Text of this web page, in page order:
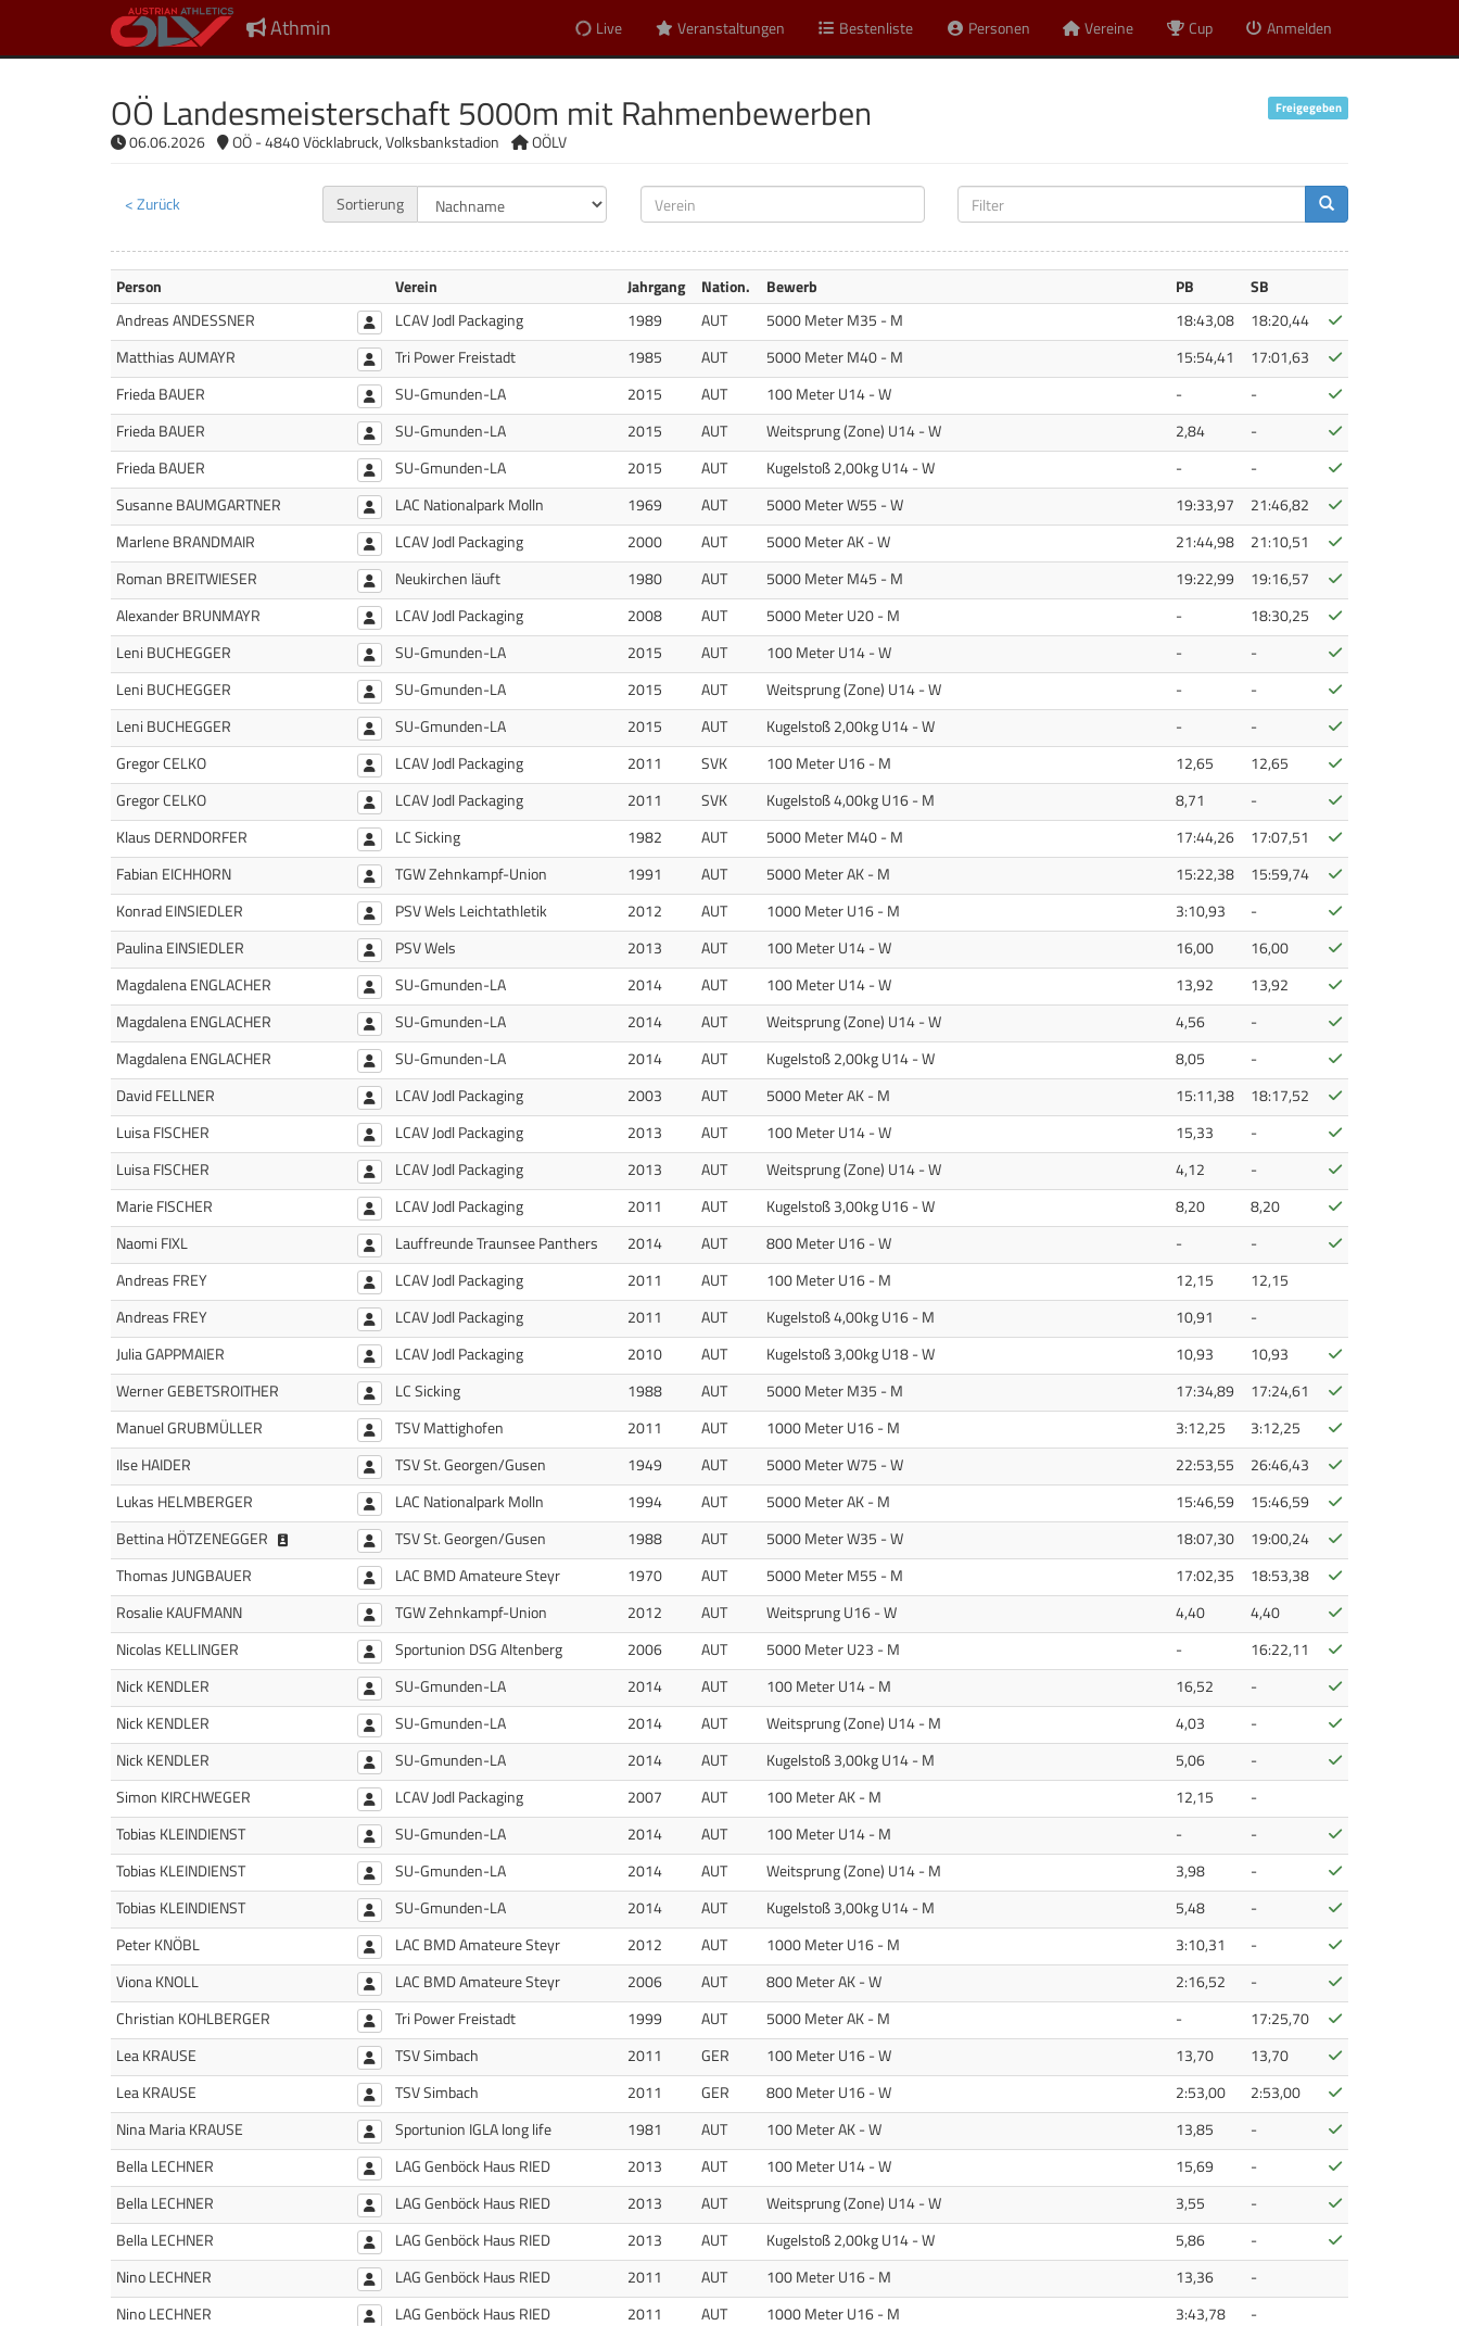
Athmin Live Veranstaltungen Bestenliste Personen Vereine Cup Anmelden
OÖ Landesmeisterschaft 5000m mit Rahmenbewerben Freigegeben
06.06.2026 OÖ - 4840 Vöcklabruck, Volksbankstadion OÖLV
< Zurück Sortierung
Person Verein Jahrgang Nation. Bewerb PB
SB
Andreas ANDESSNER
LCAV Jodl Packaging 1989 AUT 5000 Meter M35 - M 18:43,08 18:20,44
Bestätigt
Matthias AUMAYR
Tri Power Freistadt 1985 AUT 5000 Meter M40 - M 15:54,41 17:01,63
Bestätigt
Frieda BAUER
SU-Gmunden-LA 2015 AUT 100 Meter U14 - W - -
Bestätigt
Frieda BAUER
SU-Gmunden-LA 2015 AUT Weitsprung (Zone) U14 - W 2,84 -
Bestätigt
Frieda BAUER
SU-Gmunden-LA 2015 AUT Kugelstoß 2,00kg U14 - W - -
Bestätigt
Susanne BAUMGARTNER
LAC Nationalpark Molln 1969 AUT 5000 Meter W55 - W 19:33,97 21:46,82
Bestätigt
Marlene BRANDMAIR
LCAV Jodl Packaging 2000 AUT 5000 Meter AK - W 21:44,98 21:10,51
Bestätigt
Roman BREITWIESER
Neukirchen läuft 1980 AUT 5000 Meter M45 - M 19:22,99 19:16,57
Bestätigt
Alexander BRUNMAYR
LCAV Jodl Packaging 2008 AUT 5000 Meter U20 - M - 18:30,25
Bestätigt
Leni BUCHEGGER
SU-Gmunden-LA 2015 AUT 100 Meter U14 - W - -
Bestätigt
Leni BUCHEGGER
SU-Gmunden-LA 2015 AUT Weitsprung (Zone) U14 - W - -
Bestätigt
Leni BUCHEGGER
SU-Gmunden-LA 2015 AUT Kugelstoß 2,00kg U14 - W - -
Bestätigt
Gregor CELKO
LCAV Jodl Packaging 2011 SVK 100 Meter U16 - M 12,65 12,65
Bestätigt
Gregor CELKO
LCAV Jodl Packaging 2011 SVK Kugelstoß 4,00kg U16 - M 8,71 -
Bestätigt
Klaus DERNDORFER
LC Sicking 1982 AUT 5000 Meter M40 - M 17:44,26 17:07,51
Bestätigt
Fabian EICHHORN
TGW Zehnkampf-Union 1991 AUT 5000 Meter AK - M 15:22,38 15:59,74
Bestätigt
Konrad EINSIEDLER
PSV Wels Leichtathletik 2012 AUT 1000 Meter U16 - M 3:10,93 -
Bestätigt
Paulina EINSIEDLER
PSV Wels 2013 AUT 100 Meter U14 - W 16,00 16,00
Bestätigt
Magdalena ENGLACHER
SU-Gmunden-LA 2014 AUT 100 Meter U14 - W 13,92 13,92
Bestätigt
Magdalena ENGLACHER
SU-Gmunden-LA 2014 AUT Weitsprung (Zone) U14 - W 4,56 -
Bestätigt
Magdalena ENGLACHER
SU-Gmunden-LA 2014 AUT Kugelstoß 2,00kg U14 - W 8,05 -
Bestätigt
David FELLNER
LCAV Jodl Packaging 2003 AUT 5000 Meter AK - M 15:11,38 18:17,52
Bestätigt
Luisa FISCHER
LCAV Jodl Packaging 2013 AUT 100 Meter U14 - W 15,33 -
Bestätigt
Luisa FISCHER
LCAV Jodl Packaging 2013 AUT Weitsprung (Zone) U14 - W 4,12 -
Bestätigt
Marie FISCHER
LCAV Jodl Packaging 2011 AUT Kugelstoß 3,00kg U16 - W 8,20 8,20
Bestätigt
Naomi FIXL
Lauffreunde Traunsee Panthers 2014 AUT 800 Meter U16 - W - -
Bestätigt
Andreas FREY
LCAV Jodl Packaging 2011 AUT 100 Meter U16 - M 12,15
12,15
Andreas FREY
LCAV Jodl Packaging 2011 AUT Kugelstoß 4,00kg U16 - M 10,91
-
Julia GAPPMAIER
LCAV Jodl Packaging 2010 AUT Kugelstoß 3,00kg U18 - W 10,93 10,93
Bestätigt
Werner GEBETSROITHER
LC Sicking 1988 AUT 5000 Meter M35 - M 17:34,89 17:24,61
Bestätigt
Manuel GRUBMÜLLER
TSV Mattighofen 2011 AUT 1000 Meter U16 - M 3:12,25 3:12,25
Bestätigt
Ilse HAIDER
TSV St. Georgen/Gusen 1949 AUT 5000 Meter W75 - W 22:53,55 26:46,43
Bestätigt
Lukas HELMBERGER
LAC Nationalpark Molln 1994 AUT 5000 Meter AK - M 15:46,59 15:46,59
Bestätigt
Bettina HÖTZENEGGER
Bettina Hötzenegger (1988/TSV St. Georgen/Gusen)
TSV St. Georgen/Gusen 1988 AUT 5000 Meter W35 - W 18:07,30 19:00,24
Bestätigt
Thomas JUNGBAUER
LAC BMD Amateure Steyr 1970 AUT 5000 Meter M55 - M 17:02,35 18:53,38
Bestätigt
Rosalie KAUFMANN
TGW Zehnkampf-Union 2012 AUT Weitsprung U16 - W 4,40 4,40
Bestätigt
Nicolas KELLINGER
Sportunion DSG Altenberg 2006 AUT 5000 Meter U23 - M - 16:22,11
Bestätigt
Nick KENDLER
SU-Gmunden-LA 2014 AUT 100 Meter U14 - M 16,52 -
Bestätigt
Nick KENDLER
SU-Gmunden-LA 2014 AUT Weitsprung (Zone) U14 - M 4,03 -
Bestätigt
Nick KENDLER
SU-Gmunden-LA 2014 AUT Kugelstoß 3,00kg U14 - M 5,06 -
Bestätigt
Simon KIRCHWEGER
LCAV Jodl Packaging 2007 AUT 100 Meter AK - M 12,15
-
Tobias KLEINDIENST
SU-Gmunden-LA 2014 AUT 100 Meter U14 - M - -
Bestätigt
Tobias KLEINDIENST
SU-Gmunden-LA 2014 AUT Weitsprung (Zone) U14 - M 3,98 -
Bestätigt
Tobias KLEINDIENST
SU-Gmunden-LA 2014 AUT Kugelstoß 3,00kg U14 - M 5,48 -
Bestätigt
Peter KNÖBL
LAC BMD Amateure Steyr 2012 AUT 1000 Meter U16 - M 3:10,31 -
Bestätigt
Viona KNOLL
LAC BMD Amateure Steyr 2006 AUT 800 Meter AK - W 2:16,52 -
Bestätigt
Christian KOHLBERGER
Tri Power Freistadt 1999 AUT 5000 Meter AK - M - 17:25,70
Bestätigt
Lea KRAUSE
TSV Simbach 2011 GER 100 Meter U16 - W 13,70 13,70
Bestätigt
Lea KRAUSE
TSV Simbach 2011 GER 800 Meter U16 - W 2:53,00 2:53,00
Bestätigt
Nina Maria KRAUSE
Sportunion IGLA long life 1981 AUT 100 Meter AK - W 13,85 -
Bestätigt
Bella LECHNER
LAG Genböck Haus RIED 2013 AUT 100 Meter U14 - W 15,69 -
Bestätigt
Bella LECHNER
LAG Genböck Haus RIED 2013 AUT Weitsprung (Zone) U14 - W 3,55 -
Bestätigt
Bella LECHNER
LAG Genböck Haus RIED 2013 AUT Kugelstoß 2,00kg U14 - W 5,86 -
Bestätigt
Nino LECHNER
LAG Genböck Haus RIED 2011 AUT 100 Meter U16 - M 13,36
-
Nino LECHNER
LAG Genböck Haus RIED 2011 AUT 1000 Meter U16 - M 3:43,78
-